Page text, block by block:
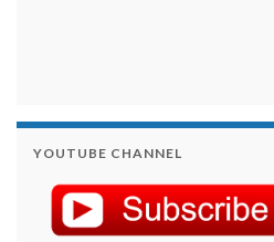
YOUTUBE CHANNEL